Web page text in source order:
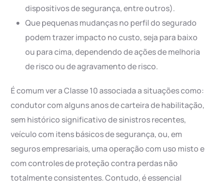
dispositivos de segurança, entre outros).
Que pequenas mudanças no perfil do segurado
podem trazer impacto no custo, seja para baixo
ou para cima, dependendo de ações de melhoria
de risco ou de agravamento de risco.
É comum ver a Classe 10 associada a situações como:
condutor com alguns anos de carteira de habilitação,
sem histórico significativo de sinistros recentes,
veículo com itens básicos de segurança, ou, em
seguros empresariais, uma operação com uso misto e
com controles de proteção contra perdas não
totalmente consistentes. Contudo, é essencial